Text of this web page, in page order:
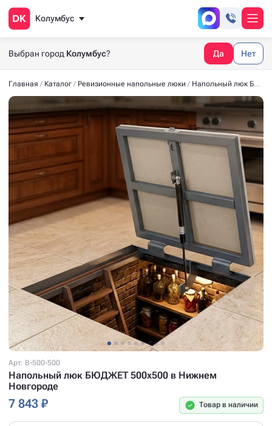
Колумбус
Выбран город Колумбус? Да Нет
Главная Каталог Ревизионные напольные люки Напольный люк БЮДЖЕТ 500x500
Арт: B-500-500
Напольный люк БЮДЖЕТ 500x500 в Нижнем
Новгороде
7 843 ₽ Товар в наличии